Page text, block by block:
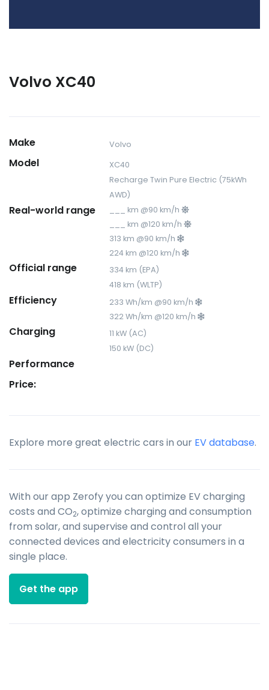
Volvo XC40
Make Volvo
Model
XC40
Recharge Twin Pure Electric (75kWh
AWD)
Real-world range
___ km @90 km/h
___ km @120 km/h
313 km @90 km/h
224 km @120 km/h
Official range
334 km (EPA)
418 km (WLTP)
Efficiency
233 Wh/km @90 km/h
322 Wh/km @120 km/h
Charging
11 kW (AC)
150 kW (DC)
Performance
Price:
Explore more great electric cars in our EV database.
With our app Zerofy you can optimize EV charging
costs and CO2, optimize charging and consumption
from solar, and supervise and control all your
connected devices and electricity consumers in a
single place.
Get the app